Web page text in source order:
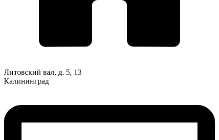
Литовский вал, д. 5, 13
Калининград